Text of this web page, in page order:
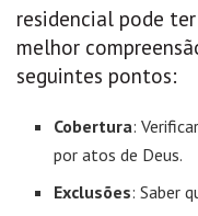
residencial pode
melhor
seguintes pontos:
Cobertura:
por atos de Deus.
Exclusões: Saber